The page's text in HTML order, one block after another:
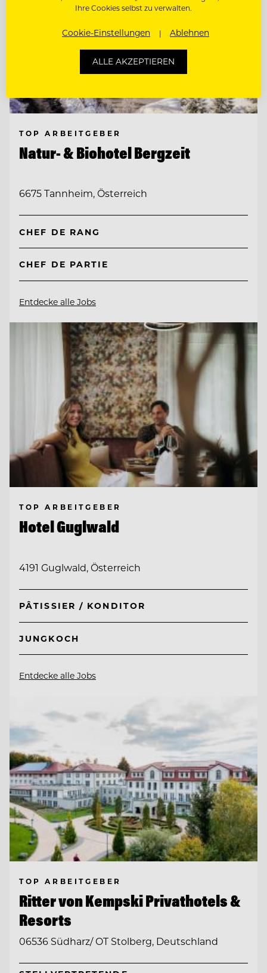
TOP ARBEITGEBER
Natur- & Biohotel Bergzeit
6675 Tannheim, Österreich
CHEF DE RANG
CHEF DE PARTIE
Entdecke alle Jobs
TOP ARBEITGEBER
Hotel Guglwald
4191 Guglwald, Österreich
PÂTISSIER / KONDITOR
JUNGKOCH
Entdecke alle Jobs
TOP ARBEITGEBER
Ritter von Kempski Privathotels &
Resorts
06536 Südharz/ OT Stolberg, Deutschland
Ihre Cookies selbst zu verwalten.
Cookie-Einstellungen Ablehnen
ALLE AKZEPTIEREN